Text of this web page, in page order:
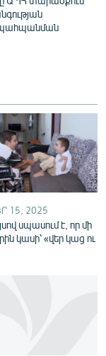
պահպանման
15, 2025
սպասում է, որ մի
կասի՝ «վեր կաց ու